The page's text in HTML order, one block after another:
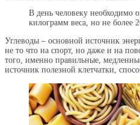
В день человеку необходимо
килограмм веса, но не более
Углеводы – основной источник
не то что на спорт, но даже и на
того, именно правильные,
источник полезной клетчатки,